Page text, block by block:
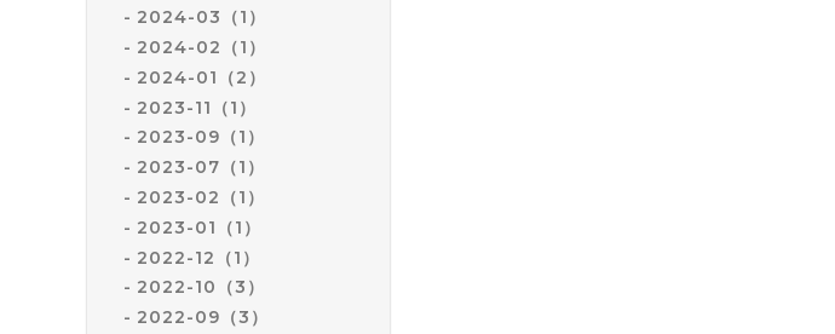
2024-03（1）
2024-02（1）
2024-01（2）
2023-11（1）
2023-09（1）
2023-07（1）
2023-02（1）
2023-01（1）
2022-12（1）
2022-10（3）
2022-09（3）